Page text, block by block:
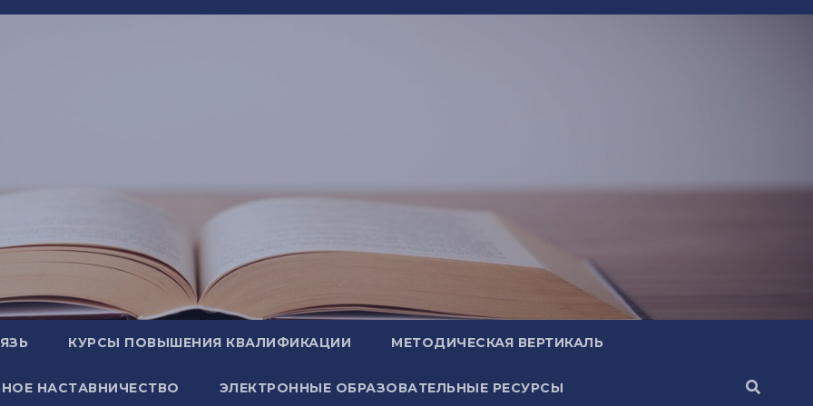
КУРСЫ ПОВЫШЕНИЯ КВАЛИФИКАЦИИ МЕТОДИЧЕСКАЯ ВЕРТИКАЛЬ
НАСТАВНИЧЕСТВО ЭЛЕКТРОННЫЕ ОБРАЗОВАТЕЛЬНЫЕ РЕСУРСЫ